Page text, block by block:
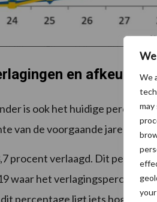
We
en
is ook het huidige
van de voorgaande jaren te
procent verlaagd. Dit
waar het
percentage ligt iets hoger dan